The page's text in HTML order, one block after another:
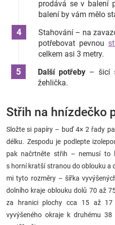
prodává se v balení
balení by vám mělo
Stahování – na
potřebovat pevnou
celkem asi 3 metry.
Další potřeby – šicí
žehlička.
Střih na hnízdečko
Složte si papíry – buď 4× 2 řady
délku. Zespodu je podlepte
pak načrtněte střih – nemusí to
s horní kratší stranou do oblouku a
mi tyto rozměry – šířka
dolního kraje oblouku dolů 70 až
za hranici plochy cca 15 až
vyvýšeného okraje k druhému